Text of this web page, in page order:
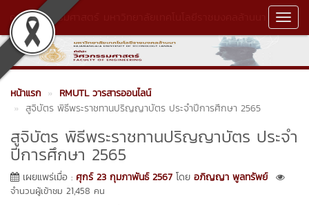
คณะวิศวกรรมศาสตร์ มหาวิทยาลัยเทคโนโลยีราชมงคลล้านนา
หน้าแรก
RMUTL วารสารออนไลน์
สูจิบัตร พิธีพระราชทานปริญญาบัตร ประจำปีการศึกษา 2565
สูจิบัตร พิธีพระราชทานปริญญาบัตร ประจำ
ปีการศึกษา 2565
เผยแพร่เมื่อ : ศุกร์ 23 กุมภาพันธ์ 2567 โดย อภิญญา พูลทรัพย์
จำนวนผู้เข้าชม 21,458 คน